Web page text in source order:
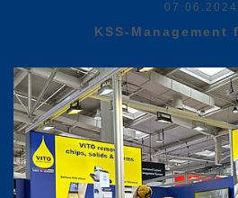
07.06.2024
KSS-Management